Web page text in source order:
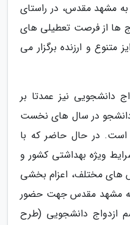
مشهد مقدس، در راستای
ها از فرصت تعطیلی های
و ارزنده برگزار می
دانشجویی نیز عمدتا بر
در سال های نخست
است. در حال حاضر که با
ویژه بهداشتی کشور و
های مختلف، اعزام بخشی
به مشهد مقدس جهت حضور
ازدواج دانشجویی (طرح